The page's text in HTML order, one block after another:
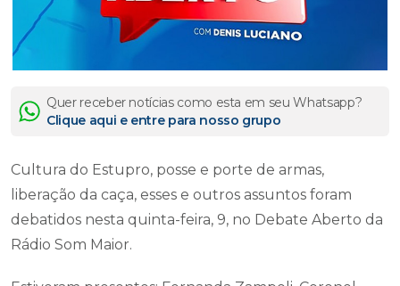
Quer receber notícias como esta em seu Whatsapp?
Clique aqui e entre para nosso grupo
Cultura do Estupro, posse e porte de armas,
liberação da caça, esses e outros assuntos foram
debatidos nesta quinta-feira, 9, no Debate Aberto da
Rádio Som Maior.